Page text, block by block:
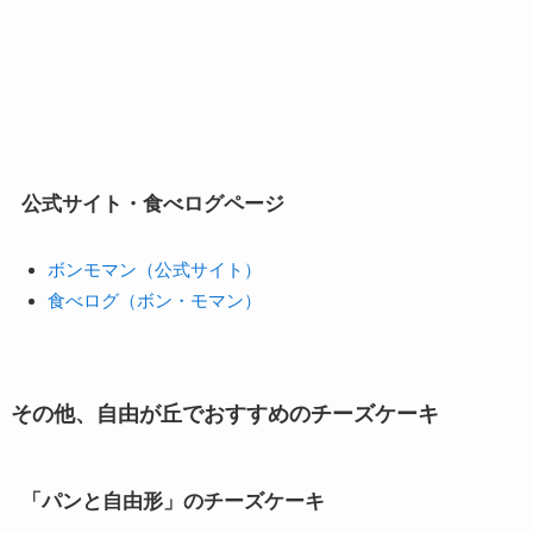
公式サイト・食べログページ
ボンモマン（公式サイト）
食べログ（ボン・モマン）
その他、自由が丘でおすすめのチーズケーキ
「パンと自由形」のチーズケーキ